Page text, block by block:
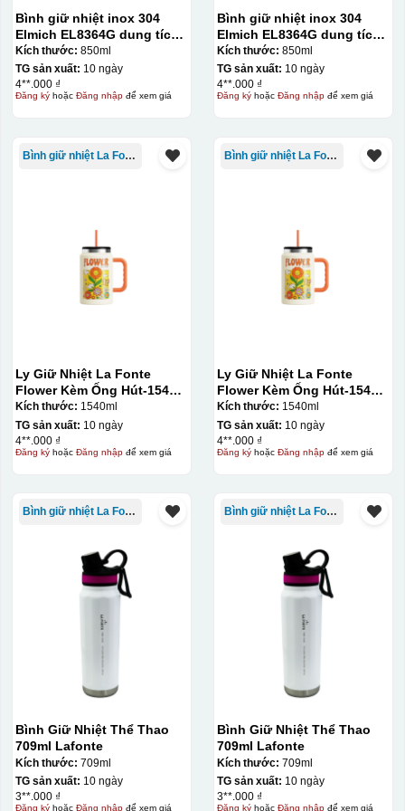
Bình giữ nhiệt inox 304
Elmich EL8364G dung tích
850ml
Kích thước: 850ml
TG sản xuất: 10 ngày
4**.000 ₫
Đăng kýhoặc Đăng nhậpđể xem giá
Bình giữ nhiệt inox 304
Elmich EL8364G dung tích
850ml
Kích thước: 850ml
TG sản xuất: 10 ngày
4**.000 ₫
Đăng kýhoặc Đăng nhậpđể xem giá
Bình giữ nhiệt La Fonte
Ly Giữ Nhiệt La Fonte
Flower Kèm Ống Hút-1540
ml-014786
Kích thước: 1540ml
TG sản xuất: 10 ngày
4**.000 ₫
Đăng kýhoặc Đăng nhậpđể xem giá
Bình giữ nhiệt La Fonte
Ly Giữ Nhiệt La Fonte
Flower Kèm Ống Hút-1540
ml-014786
Kích thước: 1540ml
TG sản xuất: 10 ngày
4**.000 ₫
Đăng kýhoặc Đăng nhậpđể xem giá
Bình giữ nhiệt La Fonte
Bình Giữ Nhiệt Thể Thao
709ml Lafonte
Kích thước: 709ml
TG sản xuất: 10 ngày
3**.000 ₫
Đăng kýhoặc Đăng nhậpđể xem giá
Bình giữ nhiệt La Fonte
Bình Giữ Nhiệt Thể Thao
709ml Lafonte
Kích thước: 709ml
TG sản xuất: 10 ngày
3**.000 ₫
Đăng kýhoặc Đăng nhậpđể xem giá